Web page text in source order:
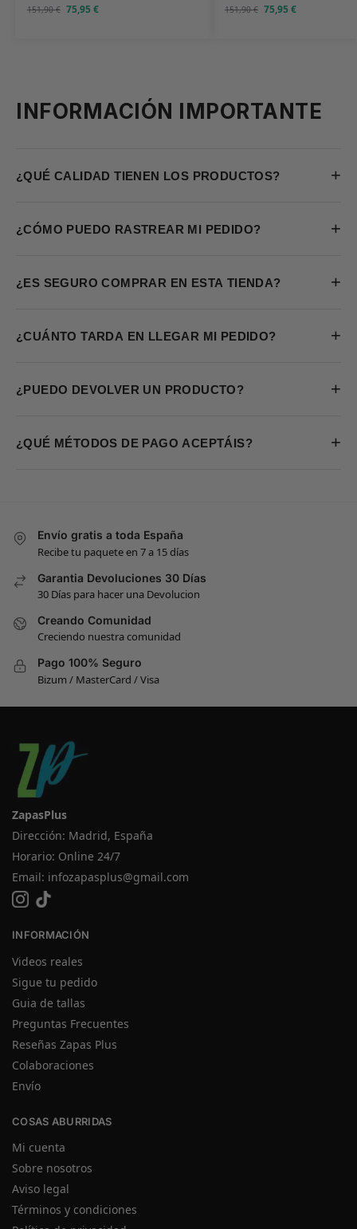
151,90€ 75,95€ 151,90€ 75,95€
INFORMACIÓN IMPORTANTE
¿QUÉ CALIDAD TIENEN LOS PRODUCTOS? +
¿CÓMO PUEDO RASTREAR MI PEDIDO? +
¿ES SEGURO COMPRAR EN ESTA TIENDA? +
¿CUÁNTO TARDA EN LLEGAR MI PEDIDO? +
¿PUEDO DEVOLVER UN PRODUCTO? +
¿QUÉ MÉTODOS DE PAGO ACEPTÁIS? +
Envío gratis a toda España
Recibe tu paquete en 7 a 15 días
Garantia Devoluciones 30 Días
30 Días para hacer una Devolucion
Creando Comunidad
Creciendo nuestra comunidad
Pago 100% Seguro
Bizum / MasterCard / Visa
ZapasPlus
Dirección: Madrid, España
Horario: Online 24/7
Email: infozapasplus@gmail.com
INFORMACIÓN
Videos reales
Sigue tu pedido
Guia de tallas
Preguntas Frecuentes
Reseñas Zapas Plus
Colaboraciones
Envío
COSAS ABURRIDAS
Mi cuenta
Sobre nosotros
Aviso legal
Términos y condiciones